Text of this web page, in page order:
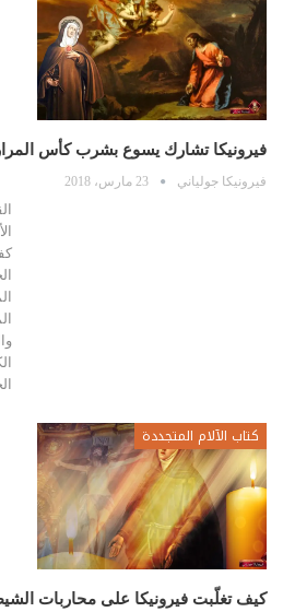
فيرونيكا تشارك يسوع بشرب كأس
فيرونيكا جولياني 23 مارس، 2018
كتاب الآلام المتجددة
كيف تغلّبت فيرونيكا على محاربات